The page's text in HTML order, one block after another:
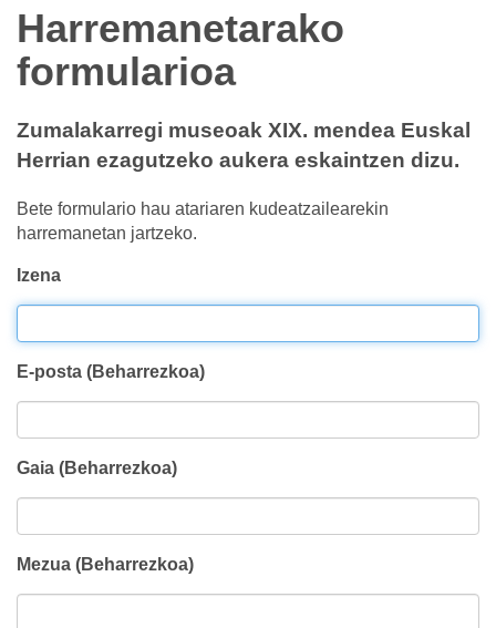
Harremanetarako
formularioa
Zumalakarregi museoak XIX. mendea Euskal
Herrian ezagutzeko aukera eskaintzen dizu.
Bete formulario hau atariaren kudeatzailearekin
harremanetan jartzeko.
Izena
E-posta (Beharrezkoa)
Gaia (Beharrezkoa)
Mezua (Beharrezkoa)